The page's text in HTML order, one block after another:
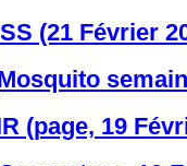
(21 Février
(page, 19